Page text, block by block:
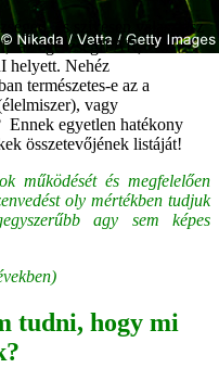
és szívesen választasz
az egészségIPAR,
helyett. Nehéz
természetes-e az a
vagy
Ennek egyetlen hatékony
összetevőjének listáját!
működését és megfelelően
oly mértékben tudjuk
agy sem képes
tudni, hogy mi